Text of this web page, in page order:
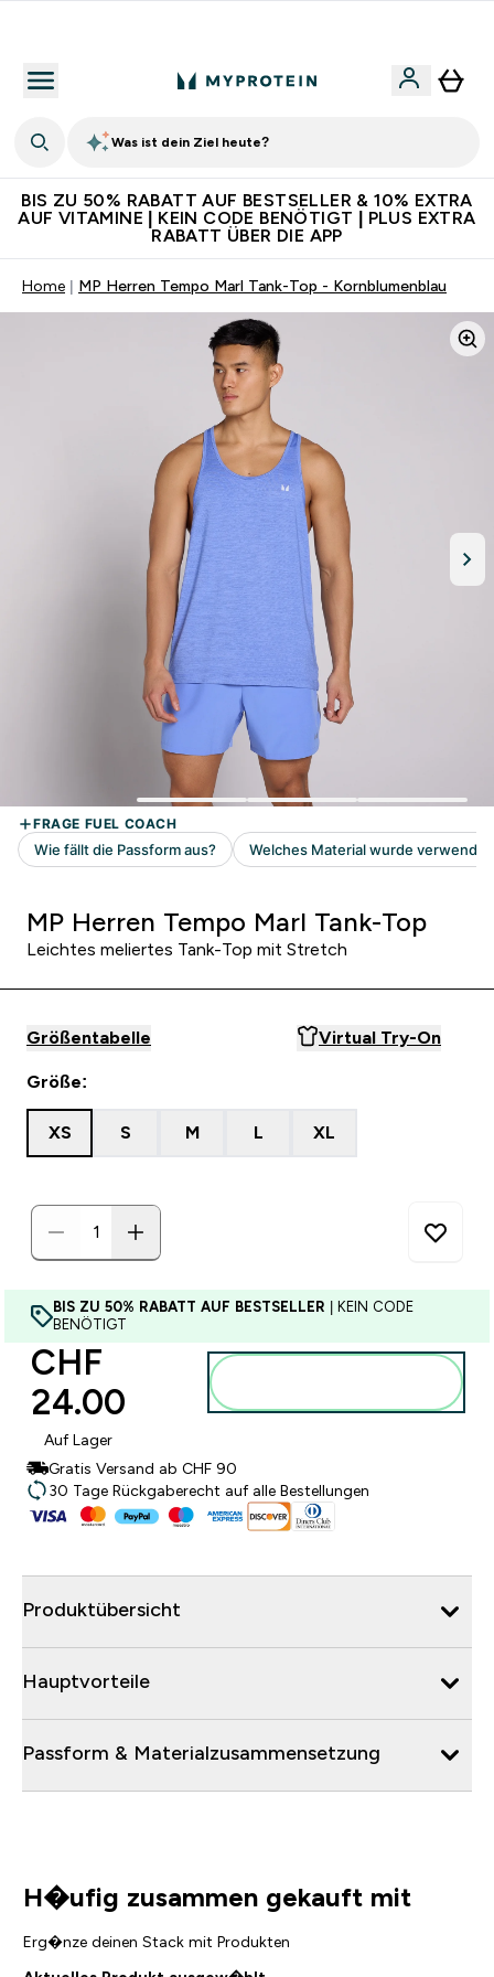
Was ist dein Ziel heute?
BIS ZU 50% RABATT AUF BESTSELLER & 10% EXTRA
AUF VITAMINE | KEIN CODE BENÖTIGT | PLUS EXTRA
RABATT ÜBER DIE APP
Home MP Herren Tempo Marl Tank-Top - Kornblumenblau
MP Herren Tempo Marl Tank-Top
Leichtes meliertes Tank-Top mit Stretch
Größentabelle Virtual Try-On
Größe:
XS S M L XL
BIS ZU 50% RABATT AUF BESTSELLER | KEIN CODE
BENÖTIGT
CHF
24.00‎
Auf Lager
Gratis Versand ab CHF 90
30 Tage Rückgaberecht auf alle Bestellungen
Produktübersicht
Hauptvorteile
Passform & Materialzusammensetzung
H�ufig zusammen gekauft mit
Erg�nze deinen Stack mit Produkten